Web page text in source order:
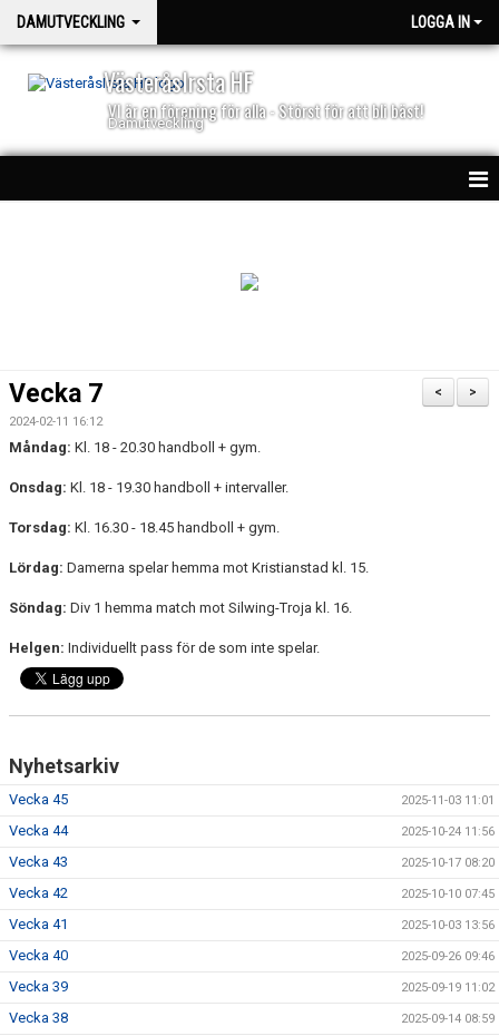
DAMUTVECKLING LOGGA IN
VästeråsIrsta HF
VI är en förening för alla - Störst för att bli bäst!
Damutveckling
MATCHER
>
<
Vecka 7
2024-02-11 16:12
Måndag: Kl. 18 - 20.30 handboll + gym.
Onsdag: Kl. 18 - 19.30 handboll + intervaller.
Torsdag: Kl. 16.30 - 18.45 handboll + gym.
Lördag: Damerna spelar hemma mot Kristianstad kl. 15.
Söndag: Div 1 hemma match mot Silwing-Troja kl. 16.
Helgen: Individuellt pass för de som inte spelar.
Nyhetsarkiv
Vecka 45 2025-11-03 11:01
Vecka 44 2025-10-24 11:56
Vecka 43 2025-10-17 08:20
Vecka 42 2025-10-10 07:45
Vecka 41 2025-10-03 13:56
Vecka 40 2025-09-26 09:46
Vecka 39 2025-09-19 11:02
Vecka 38 2025-09-14 08:59